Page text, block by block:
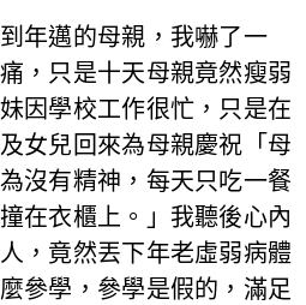
年邁的母親，我嚇了一
，只是十天母親竟然瘦弱
因學校工作很忙，只是在
女兒回來為母親慶祝「母
沒有精神，每天只吃一餐
在衣櫃上。」我聽後心內
，竟然丟下年老虛弱病體
參學，參學是假的，滿足